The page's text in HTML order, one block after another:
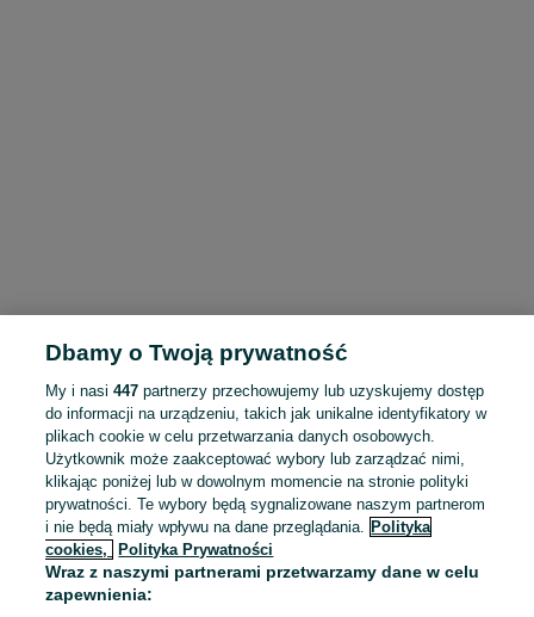
To ogłoszenie nie jest już dostępne
Dbamy o Twoją prywatność
My i nasi447 partnerzy przechowujemy lub uzyskujemy dostęp
do informacji na urządzeniu, takich jak unikalne identyfikatory w
plikach cookie w celu przetwarzania danych osobowych.
Użytkownik może zaakceptować wybory lub zarządzać nimi,
klikając poniżej lub w dowolnym momencie na stronie polityki
prywatności. Te wybory będą sygnalizowane naszym partnerom
i nie będą miały wpływu na dane przeglądania. Polityka
cookies,
Polityka Prywatności
Wraz z naszymi partnerami przetwarzamy dane w celu
zapewnienia: